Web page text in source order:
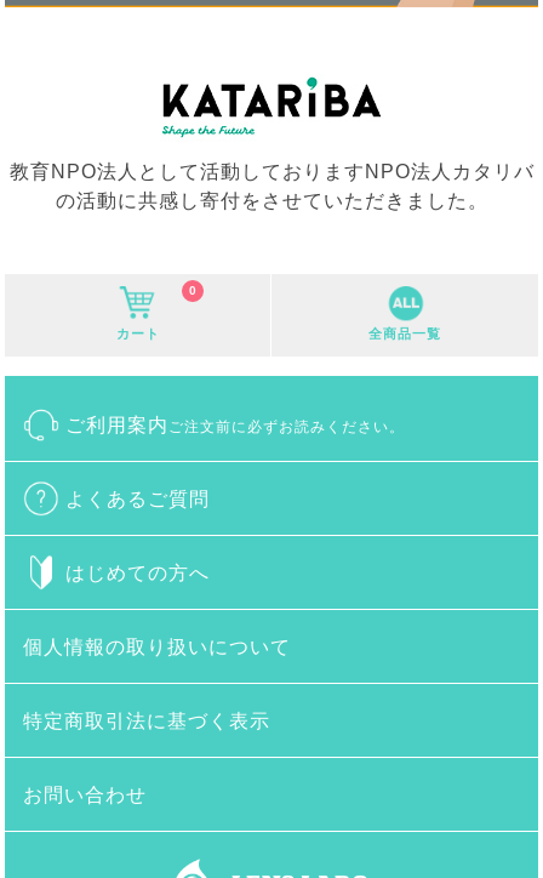
教育NPO法人として活動しておりますNPO法人カタリバ
の活動に共感し寄付をさせていただきました。
カート
0
全商品一覧
ご利用案内 ご注文前に必ずお読みください。
よくあるご質問
はじめての方へ
個人情報の取り扱いについて
特定商取引法に基づく表示
お問い合わせ